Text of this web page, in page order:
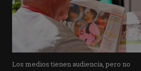
Los medios tienen audiencia, pero no